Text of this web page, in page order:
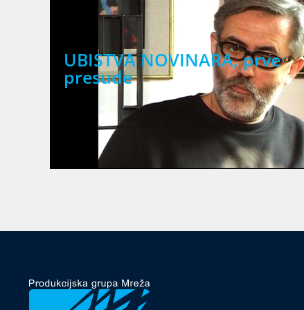
UBISTVA NOVINARA, prve
presude